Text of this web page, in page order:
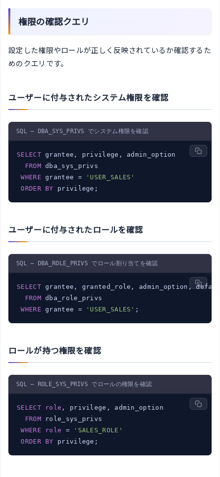
権限の確認クエリ
設定した権限やロールが正しく反映されているか確認するた
めのクエリです。
ユーザーに付与されたシステム権限を確認
SQL — DBA_SYS_PRIVS でシステム権限を確認
SELECT grantee, privilege, admin_option
FROM dba_sys_privs
WHERE grantee =
'USER_SALES'
ORDER
BY privilege;
ユーザーに付与されたロールを確認
SQL — DBA_ROLE_PRIVS でロール割り当てを確認
SELECT grantee, granted_role, admin_option,
FROM dba_role_privs
WHERE grantee = 'USER_SALES' ;
ロールが持つ権限を確認
SQL — ROLE_SYS_PRIVS でロールの権限を確認
SELECT role , privilege, admin_option
FROM role_sys_privs
WHERE
role =
'SALES_ROLE'
ORDER
BY privilege;